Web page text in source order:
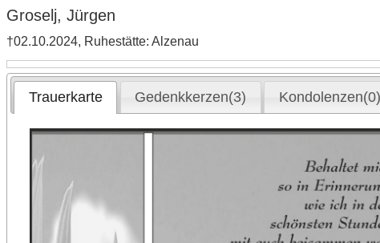
Groselj, Jürgen
†02.10.2024, Ruhestätte: Alzenau
Trauerkarte Gedenkkerzen(3) Kondolenzen(0)